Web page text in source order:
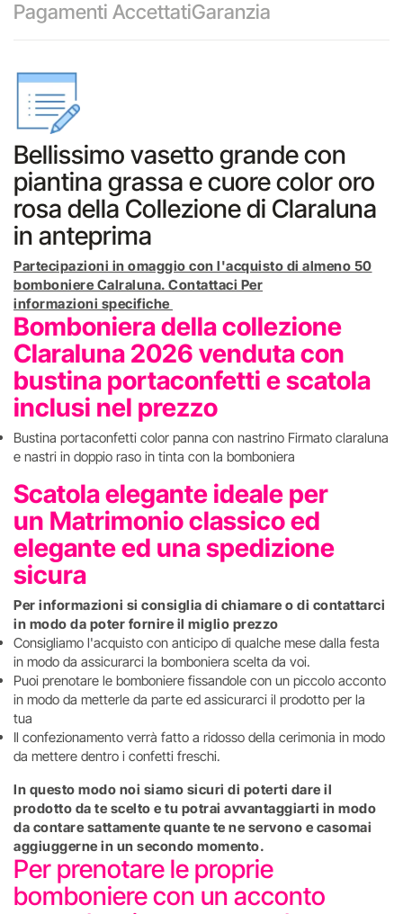
Pagamenti AccettatiGaranzia
Bellissimo vasetto grande con
piantina grassa e cuore color oro
rosa della Collezione di Claraluna
in anteprima
Partecipazioni in omaggio con l'acquisto di almeno 50
bomboniere Calraluna. Contattaci Per
informazioni specifiche
Bomboniera della collezione
Claraluna 2026 venduta con
bustina portaconfetti e scatola
inclusi nel prezzo
Bustina portaconfetti color panna con nastrino Firmato claraluna
e nastri in doppio raso in tinta con la bomboniera
Scatola elegante ideale per
un Matrimonio classico ed
elegante ed una spedizione
sicura
Per informazioni si consiglia di chiamare o di contattarci
in modo da poter fornire il miglio prezzo
Consigliamo l'acquisto con anticipo di qualche mese dalla festa
in modo da assicurarci la bomboniera scelta da voi.
Puoi prenotare le bomboniere fissandole con un piccolo acconto
in modo da metterle da parte ed assicurarci il prodotto per la
tua
Il confezionamento verrà fatto a ridosso della cerimonia in modo
da mettere dentro i confetti freschi.
In questo modo noi siamo sicuri di poterti dare il
prodotto da te scelto e tu potrai avvantaggiarti in modo
da contare sattamente quante te ne servono e casomai
aggiuggerne in un secondo momento.
Per prenotare le proprie
bomboniere con un acconto